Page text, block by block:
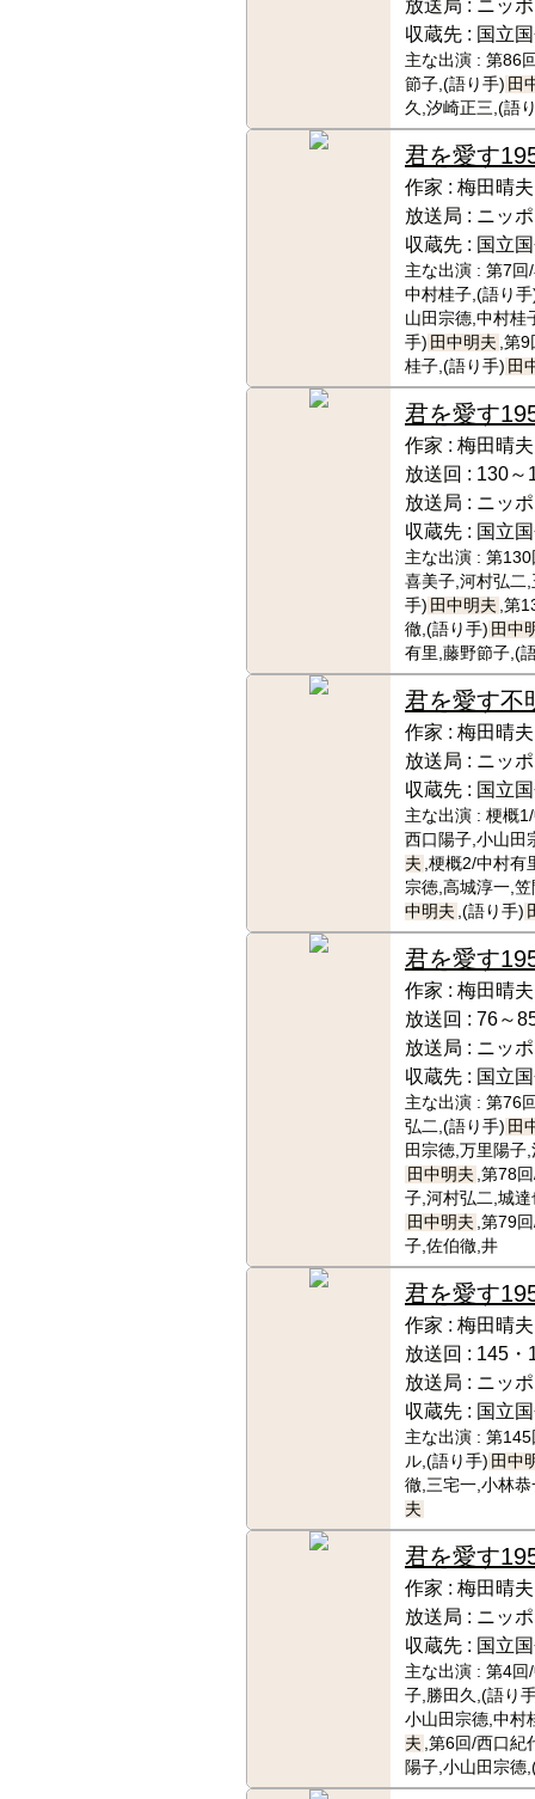
放送局 : ニッ
収蔵先 : 国立
主な出演 : 第86
節子,(語り手) 田
久,汐崎正三,(語
君を愛す
作家 : 梅田晴夫
放送局 : ニッ
収蔵先 : 国立
主な出演 : 第7回
中村桂子,(語り
山田宗德,中村桂
手) 田中明夫 ,第
桂子,(語り手) 田
君を愛す
作家 : 梅田晴夫
放送回 : 130～
放送局 : ニッ
収蔵先 : 国立
主な出演 : 第130
喜美子,河村弘二
手) 田中明夫 ,第
徹,(語り手) 田中
有里,藤野節子,(
君を愛す不
作家 : 梅田晴夫
放送局 : ニッ
収蔵先 : 国立
主な出演 : 梗概
西口陽子,小山田
夫 ,梗概2/中村有
宗徳,高城淳一,
中明夫 ,(語り手)
君を愛す
作家 : 梅田晴夫
放送回 : 76～
放送局 : ニッ
収蔵先 : 国立
主な出演 : 第76
弘二,(語り手) 田
田宗徳,万里陽子
田中明夫 ,第78
子,河村弘二,城
田中明夫 ,第79
子,佐伯徹,井
君を愛す
作家 : 梅田晴夫
放送回 : 145・
放送局 : ニッ
収蔵先 : 国立
主な出演 : 第145
ル,(語り手) 田中
徹,三宅一,小林
夫
君を愛す
作家 : 梅田晴夫
放送局 : ニッ
収蔵先 : 国立
主な出演 : 第4回
子,勝田久,(語り
小山田宗德,中村
夫 ,第6回/西口紀
陽子,小山田宗德